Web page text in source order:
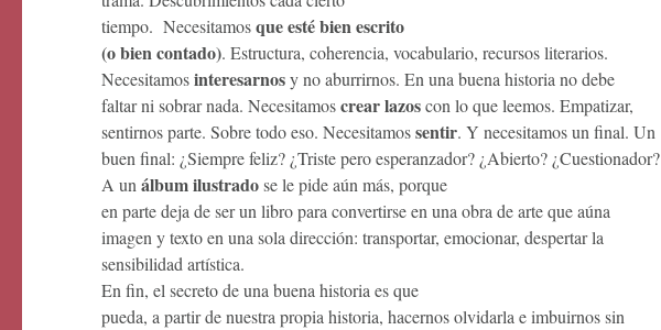
tiempo. Necesitamosque esté bien escrito
(o bien contado). Estructura, coherencia, vocabulario, recursos literarios.
Necesitamosinteresarnosy no aburrirnos. En una buena historia no debe
faltar ni sobrar nada. Necesitamoscrear lazoscon lo que leemos. Empatizar,
sentirnos parte. Sobre todo eso. Necesitamossentir. Y necesitamos un final. Un
buen final: ¿Siempre feliz? ¿Triste pero esperanzador? ¿Abierto? ¿Cuestionador?
A un álbum ilustradose le pide aún más, porque
en parte deja de ser un libro para convertirse en una obra de arte que aúna
imagen y texto en una sola dirección: transportar, emocionar, despertar la
sensibilidad artística.
En fin, el secreto de una buena historia es que
pueda, a partir de nuestra propia historia, hacernos olvidarla e imbuirnos sin